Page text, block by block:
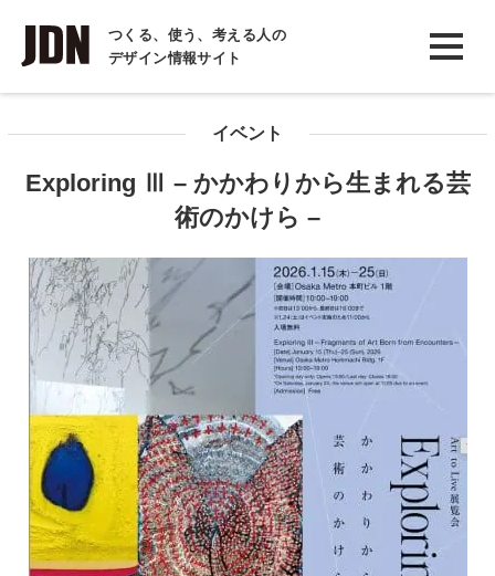
つくる、使う、考える人の
デザイン情報サイト
INTERVIEW
インタビュー
イベント
Exploring Ⅲ – かかわりから生まれる芸
術のかけら –